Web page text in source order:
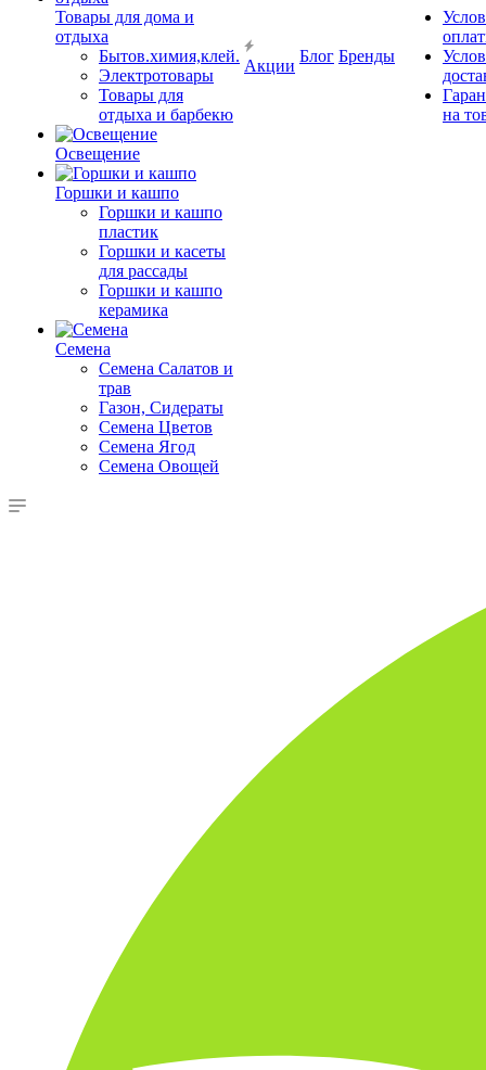
Товары для дома и
отдыха
Бытов.химия,клей.
Электротовары
Товары для
отдыха и барбекю
Освещение
Горшки и кашпо
Горшки и кашпо
пластик
Горшки и касеты
для рассады
Горшки и кашпо
керамика
Семена
Семена Салатов и
трав
Газон, Сидераты
Семена Цветов
Семена Ягод
Семена Овощей
Акции
Блог Бренды
на